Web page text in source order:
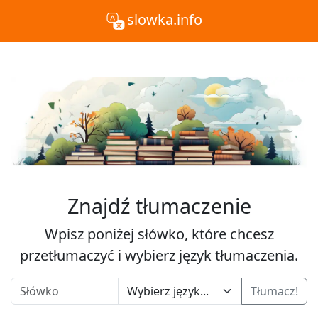
slowka.info
Znajdź tłumaczenie
Wpisz poniżej słówko, które chcesz
przetłumaczyć i wybierz język tłumaczenia.
Tłumacz!